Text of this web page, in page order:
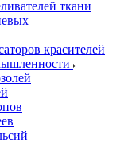
ткани
красителей